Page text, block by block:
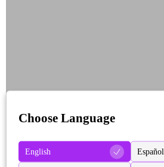
Choose Language
English Español